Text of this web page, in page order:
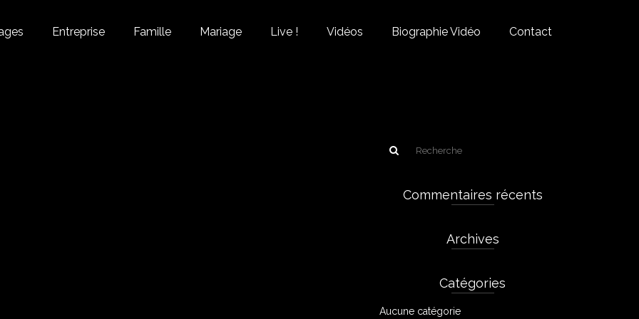
Entreprise Famille Mariage Live ! Vidéos Biographie Vidéo Contact
Commentaires récents
Archives
Catégories
Aucune catégorie